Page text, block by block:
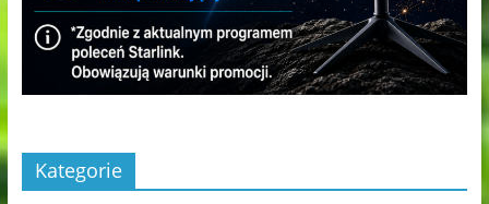
Kategorie